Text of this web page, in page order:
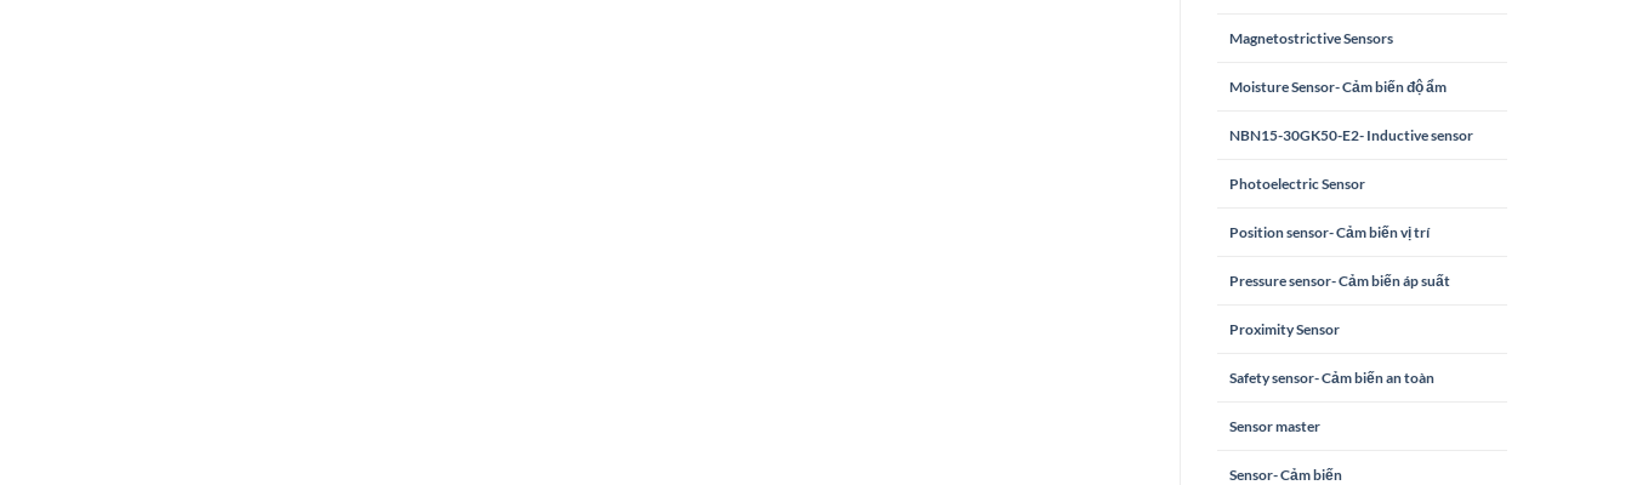
Magnetostrictive Sensors
Moisture Sensor- Cảm biến độ ẩm
NBN15-30GK50-E2- Inductive sensor
Photoelectric Sensor
Position sensor- Cảm biến vị trí
Pressure sensor- Cảm biến áp suất
Proximity Sensor
Safety sensor- Cảm biến an toàn
Sensor master
Sensor- Cảm biến